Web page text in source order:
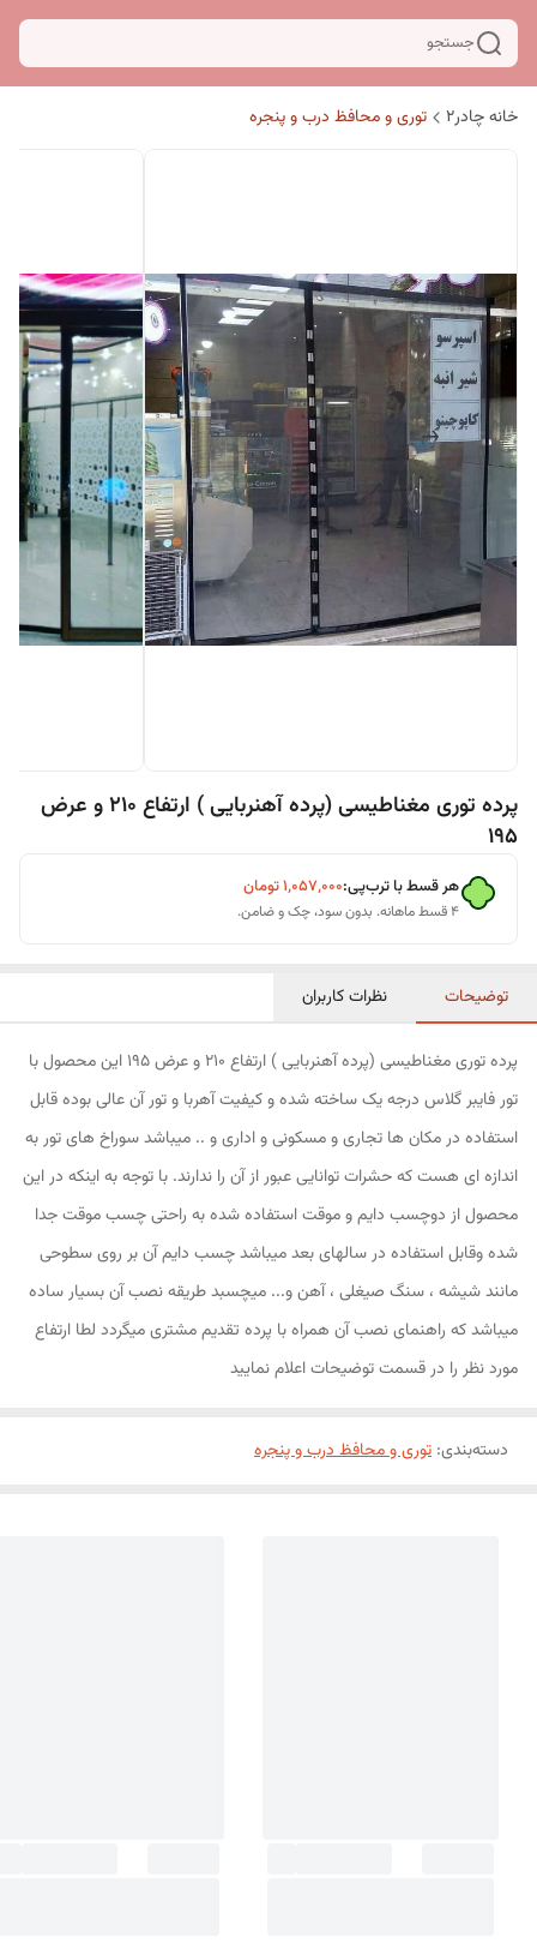
جستجو
خانه چادر۲ توری و محافظ درب و پنجره
پرده توری مغناطیسی (پرده آهنربایی ) ارتفاع 210 و عرض
195
هر قسط با ترب‌پی:۱٬۰۵۷٬۰۰۰تومان
۴ قسط ماهانه. بدون سود، چک و ضامن.
توضیحات نظرات کاربران
پرده توری مغناطیسی (پرده آهنربایی ) ارتفاع 210 و عرض 195 این محصول با
تور فایبر گلاس درجه یک ساخته شده و کیفیت آهربا و تور آن عالی بوده قابل
استفاده در مکان ها تجاری و مسکونی و اداری و .. میباشد سوراخ های تور به
اندازه ای هست که حشرات توانایی عبور از آن را ندارند. با توجه به اینکه در این
محصول از دوچسب دایم و موقت استفاده شده به راحتی چسب موقت جدا
شده وقابل استفاده در سالهای بعد میباشد چسب دایم آن بر روی سطوحی
مانند شیشه ، سنگ صیغلی ، آهن و... میچسبد طریقه نصب آن بسیار ساده
میباشد که راهنمای نصب آن همراه با پرده تقدیم مشتری میگردد لطا ارتفاع
مورد نظر را در قسمت توضیحات اعلام نمایید
دسته‌بندی: توری و محافظ درب و پنجره